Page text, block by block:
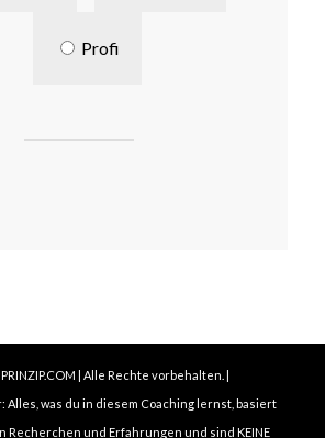
Profi
| Alle Rechte vorbehalten. |
was du in diesem Coaching lernst, basiert
Recherchen und Erfahrungen und sind KEINE